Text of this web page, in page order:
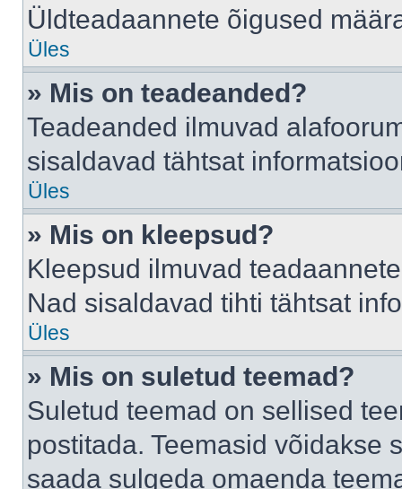
Üldteadaannete õigused
Üles
» Mis on teadeanded?
Teadeanded ilmuvad
sisaldavad tähtsat
Üles
» Mis on kleepsud?
Kleepsud ilmuvad
Nad sisaldavad tihti tähtsat
Üles
» Mis on suletud teemad?
Suletud teemad on sellised
postitada. Teemasid võidakse
saada sulgeda omaenda